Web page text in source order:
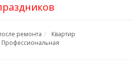
ремонта
Квартир
Профессиональная